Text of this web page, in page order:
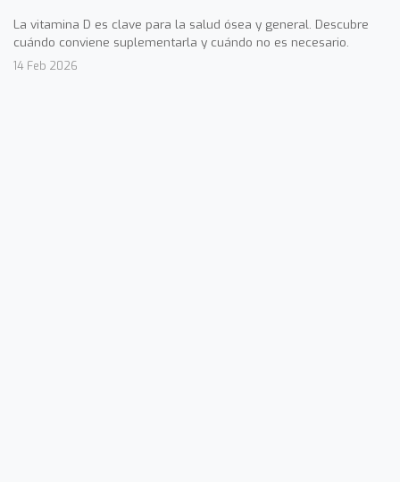
La vitamina D es clave para la salud ósea y general. Descubre
cuándo conviene suplementarla y cuándo no es necesario.
14 Feb 2026